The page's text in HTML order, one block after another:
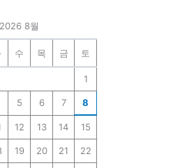
2026 8월
수 목 금 토
1
5 6 7 8
12 13 14 15
19 20 21 22